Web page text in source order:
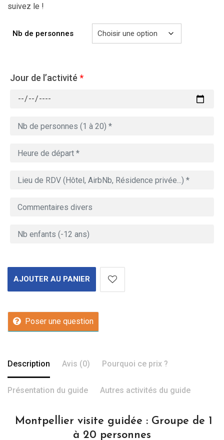
suivez le !
Nb de personnes
Jour de l’activité *
AJOUTER AU PANIER
Poser une question
Description Avis (0) Pourquoi ce prix ?
Présentation du guide Autres activités du guide
Montpellier visite guidée : Groupe de 1
à 20 personnes